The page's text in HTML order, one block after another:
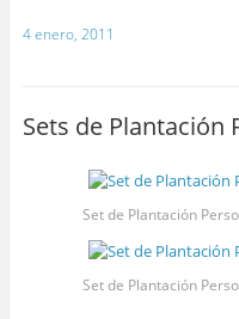
4 enero, 2011
Sets de Plantación
Set de Plantación
Set de Plantación